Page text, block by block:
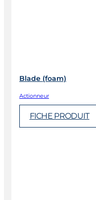
Blade (foam)
Actionneur
FICHE PRODUIT